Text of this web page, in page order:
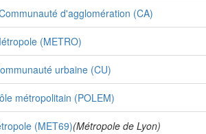
d'agglomération (CA)
(METRO)
urbaine (CU)
métropolitain (POLEM)
(MET69)(Métropole de Lyon)